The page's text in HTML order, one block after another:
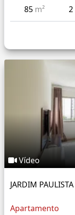
85 m² 2
Vídeo
JARDIM PAULISTA
Apartamento